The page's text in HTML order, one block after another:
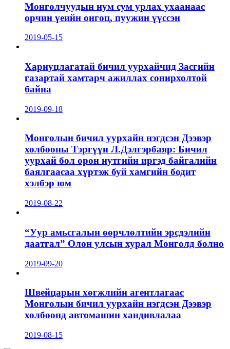
Монголчуудын нум сум урлах ухаанаас
орчин үеийн онгоц, пуужин үүссэн
2019-05-15
Хариуцлагатай бичил уурхайчид Засгийн
газартай хамтарч ажиллах сонирхолтой
байна
2019-09-18
Монголын бичил уурхайн нэгдсэн Дээвэр
холбооны Тэргүүн Л.Дэлгэрбаяр: Бичил
уурхай бол орон нутгийн иргэд байгалийн
баялгаасаа хүртэж буй хамгийн бодит
хэлбэр юм
2019-08-22
“Уур амьсгалын өөрчлөлтийн эрсдэлийн
даатгал” Олон улсын хурал Монголд болно
2019-09-20
Швейцарын хөгжлийн агентлагаас
Монголын бичил уурхайн нэгдсэн Дээвэр
холбоонд автомашин хандивлалаа
2019-08-15